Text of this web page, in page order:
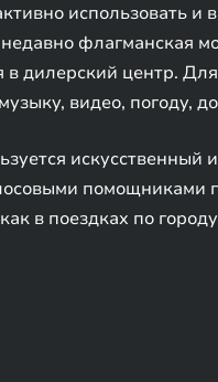
использовать
флагманская
в дилерский центр.
видео, погоду,
искусственный
в поездках по